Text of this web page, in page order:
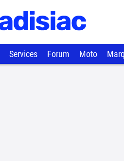
Services Forum Moto